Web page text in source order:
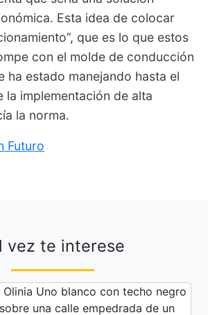
Esta idea de colocar
que es lo que estos
con el molde de conducción
ha estado manejando hasta el
la implementación de alta
la norma.
Futuro
vez te interese